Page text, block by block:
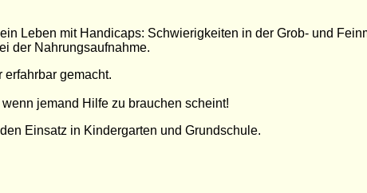
Leben mit Handicaps: Schwierigkeiten in der Grob- und
der Nahrungsaufnahme.
erfahrbar gemacht.
jemand Hilfe zu brauchen scheint!
Einsatz in Kindergarten und Grundschule.